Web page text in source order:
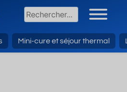
Mini-cure et séjour thermal